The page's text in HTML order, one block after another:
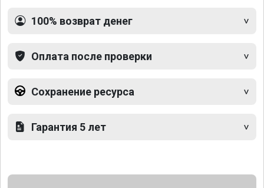
100% возврат денег
Оплата после проверки
Сохранение ресурса
Гарантия 5 лет